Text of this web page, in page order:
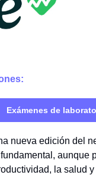
Exámenes de
nueva edición del
aunque
la salud